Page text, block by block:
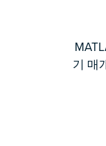
기 매